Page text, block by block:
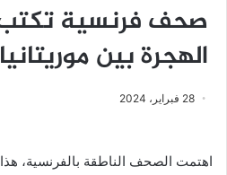
صحف فرنسية
الهجرة بين
28 فبراير، 2024
اهتمت الصحف الناطقة بالفرنسية،